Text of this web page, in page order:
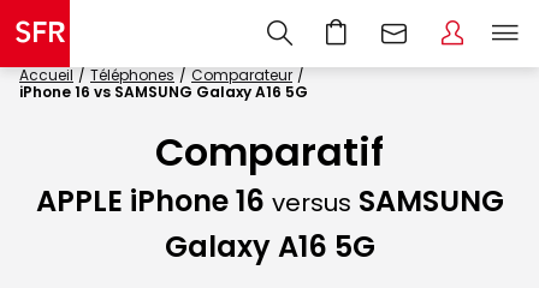
Accueil Téléphones
Comparateur
iPhone 16 vs SAMSUNG Galaxy A16 5G
Comparatif
APPLE iPhone 16 versus SAMSUNG
Galaxy A16 5G